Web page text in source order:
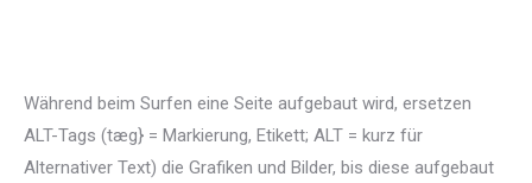
Während beim Surfen eine Seite aufgebaut wird, ersetzen
ALT-Tags (tæg} = Markierung, Etikett; ALT = kurz für
Alternativer Text) die Grafiken und Bilder, bis diese aufgebaut